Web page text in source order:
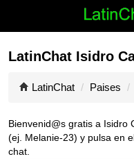
LatinChat Isidro
LatinChat Paises
Bienvenid@s gratis a Isidro
(ej. Melanie-23) y pulsa en
chat.